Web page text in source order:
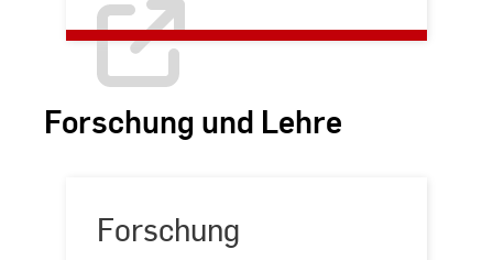
Forschung und Lehre
Forschung